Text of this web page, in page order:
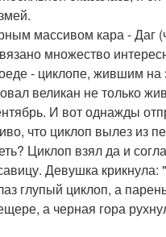
массивом кара - Даг
множество
- циклопе, жившим на
великан не только
И вот однажды
что циклоп вылез
Циклоп взял да и
Девушка
глупый циклоп, а
а черная гора